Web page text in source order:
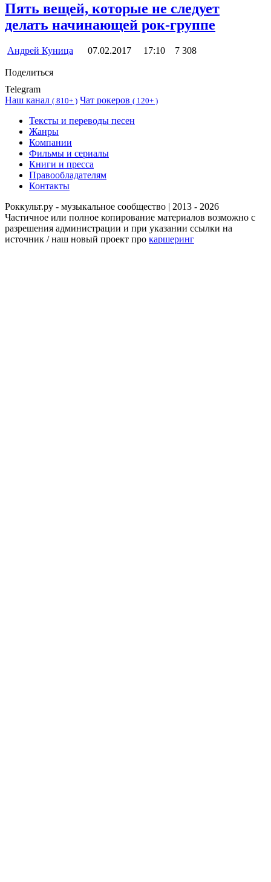
Пять вещей, которые не следует
делать начинающей рок-группе
Андрей Куница 07.02.2017 17:10 7 308
Поделиться
Telegram
Наш канал ( 810+ ) Чат рокеров ( 120+ )
Тексты и переводы песен
Жанры
Компании
Фильмы и сериалы
Книги и пресса
Правообладателям
Контакты
Роккульт.ру - музыкальное сообщество | 2013 - 2026
Частичное или полное копирование материалов возможно с
разрешения администрации и при указании ссылки на
источник / наш новый проект про каршеринг